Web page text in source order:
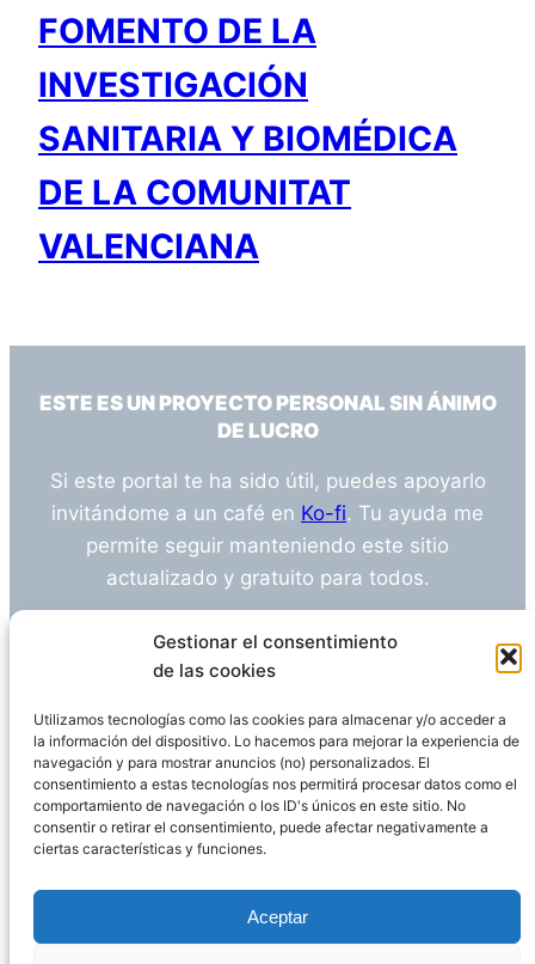
Gestionar el consentimiento
de las cookies
Utilizamos tecnologías como las cookies para almacenar y/o acceder a
la información del dispositivo. Lo hacemos para mejorar la experiencia de
navegación y para mostrar anuncios (no) personalizados. El
consentimiento a estas tecnologías nos permitirá procesar datos como el
comportamiento de navegación o los ID's únicos en este sitio. No
consentir o retirar el consentimiento, puede afectar negativamente a
ciertas características y funciones.
Aceptar
FOMENTO DE LA
INVESTIGACIÓN
SANITARIA Y BIOMÉDICA
DE LA COMUNITAT
VALENCIANA
ESTE ES UN PROYECTO PERSONAL SIN ÁNIMO
DE LUCRO
Si este portal te ha sido útil, puedes apoyarlo
invitándome a un café en Ko-fi. Tu ayuda me
permite seguir manteniendo este sitio
actualizado y gratuito para todos.
¿Tienes alguna duda o sugerencia? Escríbeme
info@empleosanitarioinvestigacion.es
Descargo de Responsabilidad
Declaración de Privacidad Política de cookies
WordPress